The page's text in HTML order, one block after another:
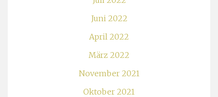
Juni 2022
April 2022
März 2022
November 2021
Oktober 2021